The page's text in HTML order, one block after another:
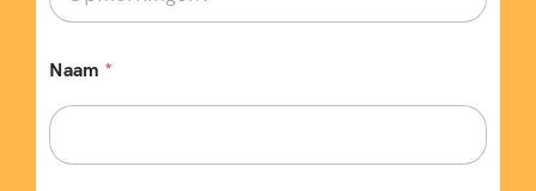
Naam *